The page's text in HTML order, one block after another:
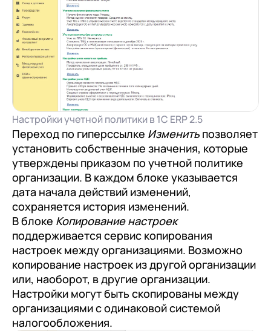
Настройки учетной политики в 1С ERP 2.5
Переход по гиперссылке Изменить позволяет
установить собственные значения, которые
утверждены приказом по учетной политике
организации. В каждом блоке указывается
дата начала действий изменений,
сохраняется история изменений.
В блоке Копирование настроек
поддерживается сервис копирования
настроек между организациями. Возможно
копирование настроек из другой организации
или, наоборот, в другие организации.
Настройки могут быть скопированы между
организациями с одинаковой системой
налогообложения.